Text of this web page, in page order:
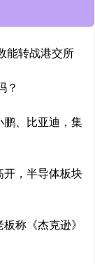
能转战港交所
？
鹏、比亚迪，集
开，半导体板块
称《杰克逊》